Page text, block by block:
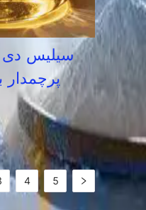
سیلیس دی
پرچمدار
4 5